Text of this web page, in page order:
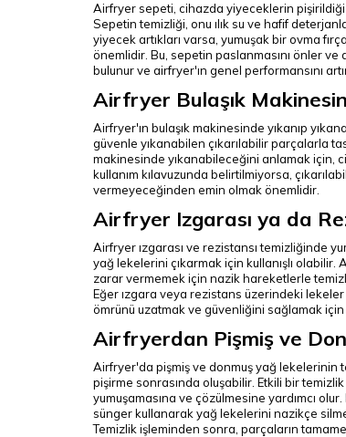
Airfryer sepeti, cihazda yiyeceklerin pişirildiği
Sepetin temizliği, onu ılık su ve hafif
yiyecek artıkları varsa, yumuşak bir ovma
önemlidir. Bu, sepetin paslanmasını önler
bulunur ve airfryer'ın genel performansını
Airfryer Bulaşık
Airfryer'ın bulaşık makinesinde yıkanıp
güvenle yıkanabilen çıkarılabilir parçalarla
makinesinde yıkanabileceğini anlamak için,
kullanım kılavuzunda belirtilmiyorsa,
vermeyeceğinden emin olmak önemlidir.
Airfryer Izgarası ya da
Airfryer ızgarası ve rezistansı temizliğinde
yağ lekelerini çıkarmak için kullanışlı
zarar vermemek için nazik hareketlerle
Eğer ızgara veya rezistans üzerindeki
ömrünü uzatmak ve güvenliğini sağlamak
Airfryerdan Pişmiş ve
Airfryer'da pişmiş ve donmuş yağ lekelerinin
pişirme sonrasında oluşabilir. Etkili bir
yumuşamasına ve çözülmesine yardımcı
sünger kullanarak yağ lekelerini nazikçe
Temizlik işleminden sonra, parçaların